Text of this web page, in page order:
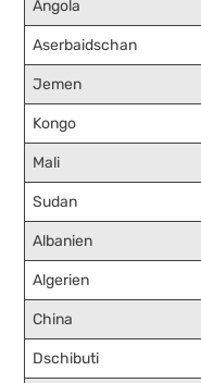
Angola
Aserbaidschan
Jemen
Kongo
Mali
Sudan
Albanien
Algerien
China
Dschibuti